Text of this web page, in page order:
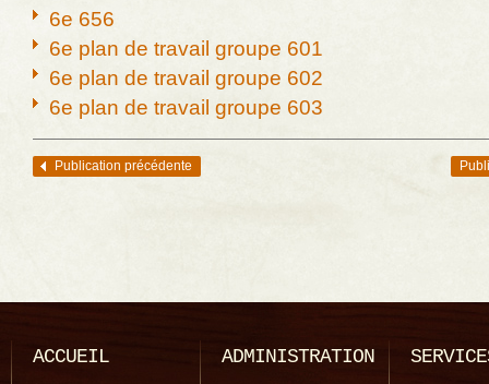
6e 656
6e plan de travail groupe 601
6e plan de travail groupe 602
6e plan de travail groupe 603
Navigation des articles
Publication précédente
ACCUEIL ADMINISTRATION